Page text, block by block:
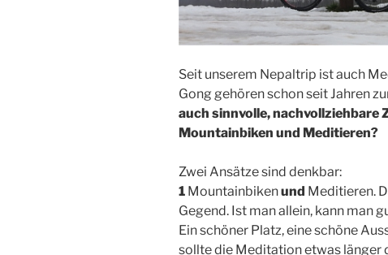
Seit unserem Nepaltrip ist auch
Gong gehören schon seit Jahren
auch sinnvolle, nachvollziehbare
Mountainbiken und Meditieren?
Zwei Ansätze sind denkbar:
1 Mountainbikenund Meditieren.
Gegend. Ist man allein, kann man
Ein schöner Platz, eine schöne
sollte die Meditation etwas länger